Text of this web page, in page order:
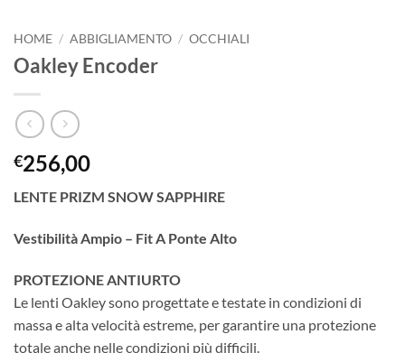
HOME / ABBIGLIAMENTO / OCCHIALI
Oakley Encoder
€256,00
LENTE PRIZM SNOW SAPPHIRE
VestibilitàAmpio – Fit A Ponte Alto
PROTEZIONE ANTIURTO
Le lenti Oakley sono progettate e testate in condizioni di
massa e alta velocità estreme, per garantire una protezione
totale anche nelle condizioni più difficili.